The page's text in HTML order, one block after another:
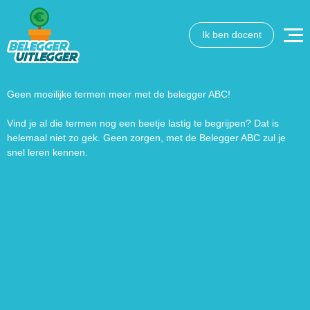
Ik ben docent
Geen moeilijke termen meer met de belegger ABC!
Vind je al die termen nog een beetje lastig te begrijpen? Dat is
helemaal niet zo gek. Geen zorgen, met de Belegger ABC zul je
snel leren kennen.
Wat wil je opzoeken?
hebben? We helpen je graag een handje.
Zoek
naar:
Zoekknop